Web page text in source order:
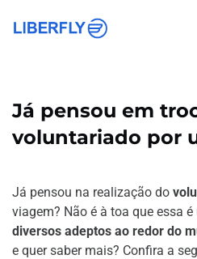
Já pensou em
voluntariado por
Já pensou na realização do
viagem? Não é à toa que essa
diversos adeptos ao redor do
e quer saber mais? Confira a